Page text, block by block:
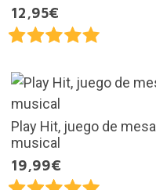
12,95€
Play Hit, juego de mesa
musical
19,99€